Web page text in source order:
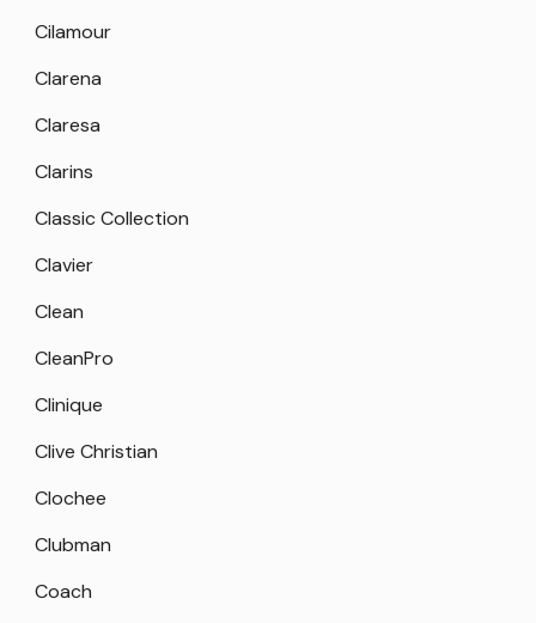
Cilamour
Clarena
Claresa
Clarins
Classic Collection
Clavier
Clean
CleanPro
Clinique
Clive Christian
Clochee
Clubman
Coach